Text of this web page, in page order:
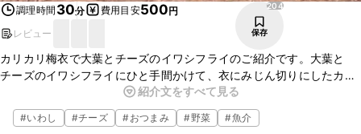
調理時間 30分 費用目安500円
レビュー
204
保存
カリカリ梅衣で大葉とチーズのイワシフライのご紹介です。大葉と
チーズのイワシフライにひと手間かけて、衣にみじん切りにしたカリ
カリ梅を加えて揚げました。さわやかな大葉の香りとチーズのコク、
カリカリ梅の甘酸っぱさを感じる一品です。ぜひお試しください。
紹介文をすべて見る
#いわし #チーズ #おつまみ #野菜 #魚介